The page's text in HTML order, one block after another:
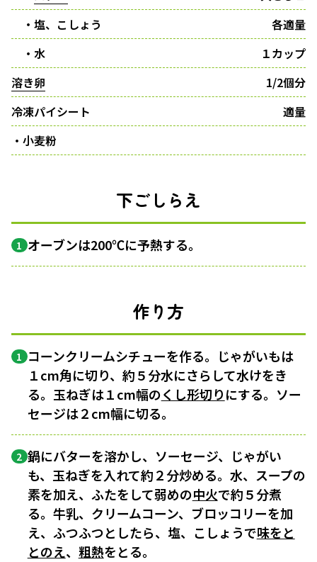
・塩、こしょう
各適量
・水
１カップ
溶き卵
1/2個分
冷凍パイシート
適量
・小麦粉
下ごしらえ
1 オーブンは200℃に予熱する。
作り方
1 コーンクリームシチューを作る。じゃがいもは
１cm角に切り、約５分水にさらして水けをき
る。玉ねぎは１cm幅のくし形切りにする。ソー
セージは２cm幅に切る。
2 鍋にバターを溶かし、ソーセージ、じゃがい
も、玉ねぎを入れて約２分炒める。水、スープの
素を加え、ふたをして弱めの中火で約５分煮
る。牛乳、クリームコーン、ブロッコリーを加
え、ふつふつとしたら、塩、こしょうで味をと
とのえ、 粗熱をとる。